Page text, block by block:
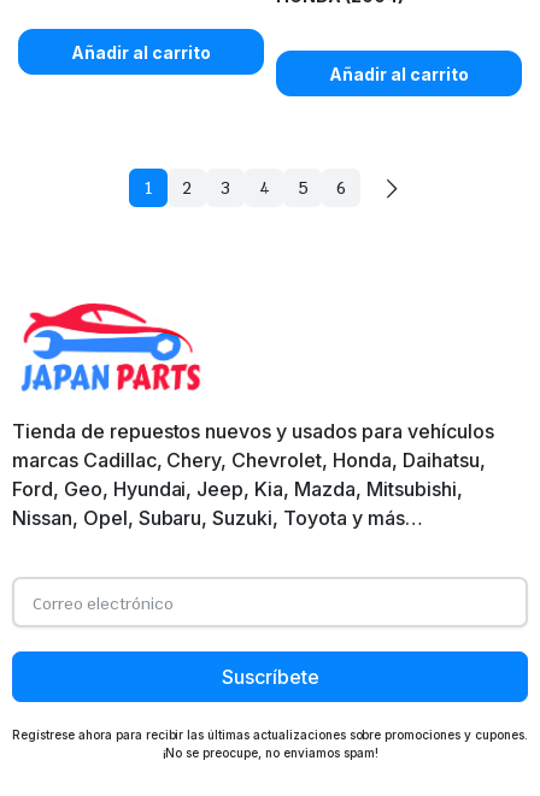
Añadir al carrito
Añadir al carrito
1 2 3 4 5 6
Tienda de repuestos nuevos y usados para vehículos
marcas Cadillac, Chery, Chevrolet, Honda, Daihatsu,
Ford, Geo, Hyundai, Jeep, Kia, Mazda, Mitsubishi,
Nissan, Opel, Subaru, Suzuki, Toyota y más…
Suscríbete
Regístrese ahora para recibir las últimas actualizaciones sobre promociones y cupones.
¡No se preocupe, no enviamos spam!